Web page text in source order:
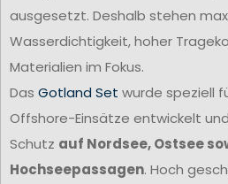
ausgesetzt. Deshalb stehen
Wasserdichtigkeit, hoher
Materialien im Fokus.
Das Gotland Set wurde speziell
Offshore-Einsätze entwickelt
Schutz auf Nordsee, Ostsee
Hochseepassagen. Hoch